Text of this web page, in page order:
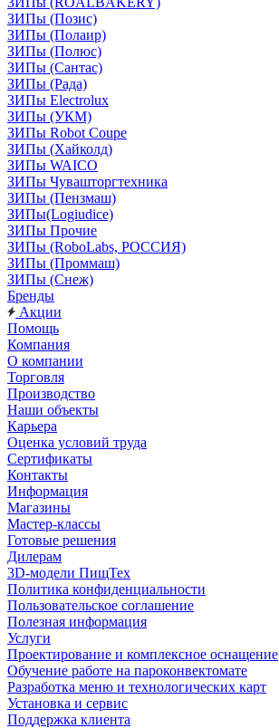
ЗИПы (Позис)
ЗИПы (Полаир)
ЗИПы (Полюс)
ЗИПы (Сантас)
ЗИПы (Рада)
ЗИПы Electrolux
ЗИПы (УКМ)
ЗИПы Robot Coupe
ЗИПы (Хайколд)
ЗИПы WAICO
ЗИПы Чувашторгтехника
ЗИПы (Пензмаш)
ЗИПы(Logiudice)
ЗИПы Прочие
ЗИПы (RoboLabs, РОССИЯ)
ЗИПы (Проммаш)
ЗИПы (Снеж)
Бренды
Акции
Помощь
Компания
О компании
Торговля
Производство
Наши объекты
Карьера
Оценка условий труда
Сертификаты
Контакты
Информация
Магазины
Мастер-классы
Готовые решения
Дилерам
3D-модели ПищТех
Политика конфиденциальности
Пользовательское соглашение
Полезная информация
Услуги
Проектирование и комплексное оснащение
Обучение работе на пароконвектомате
Разработка меню и технологических карт
Установка и сервис
Поддержка клиента